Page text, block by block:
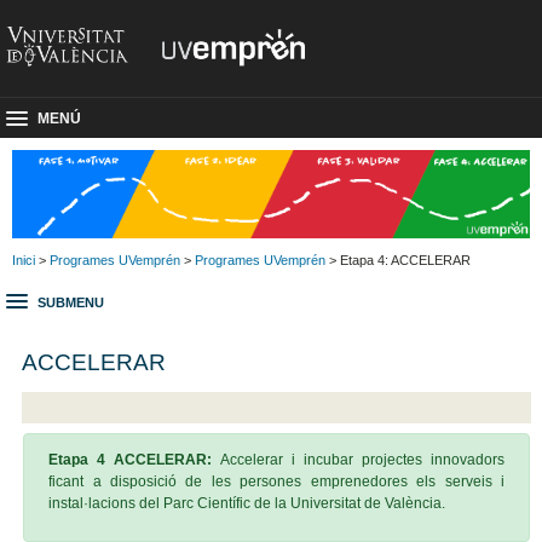
MENÚ
Inici > Programes UVemprén > Programes UVemprén > Etapa 4: ACCELERAR
SUBMENU
ACCELERAR
Etapa 4 ACCELERAR:Accelerar i incubar projectes innovadors
ficant a disposició de les persones emprenedores els serveis i
instal·lacions del Parc Científic de la Universitat de València.